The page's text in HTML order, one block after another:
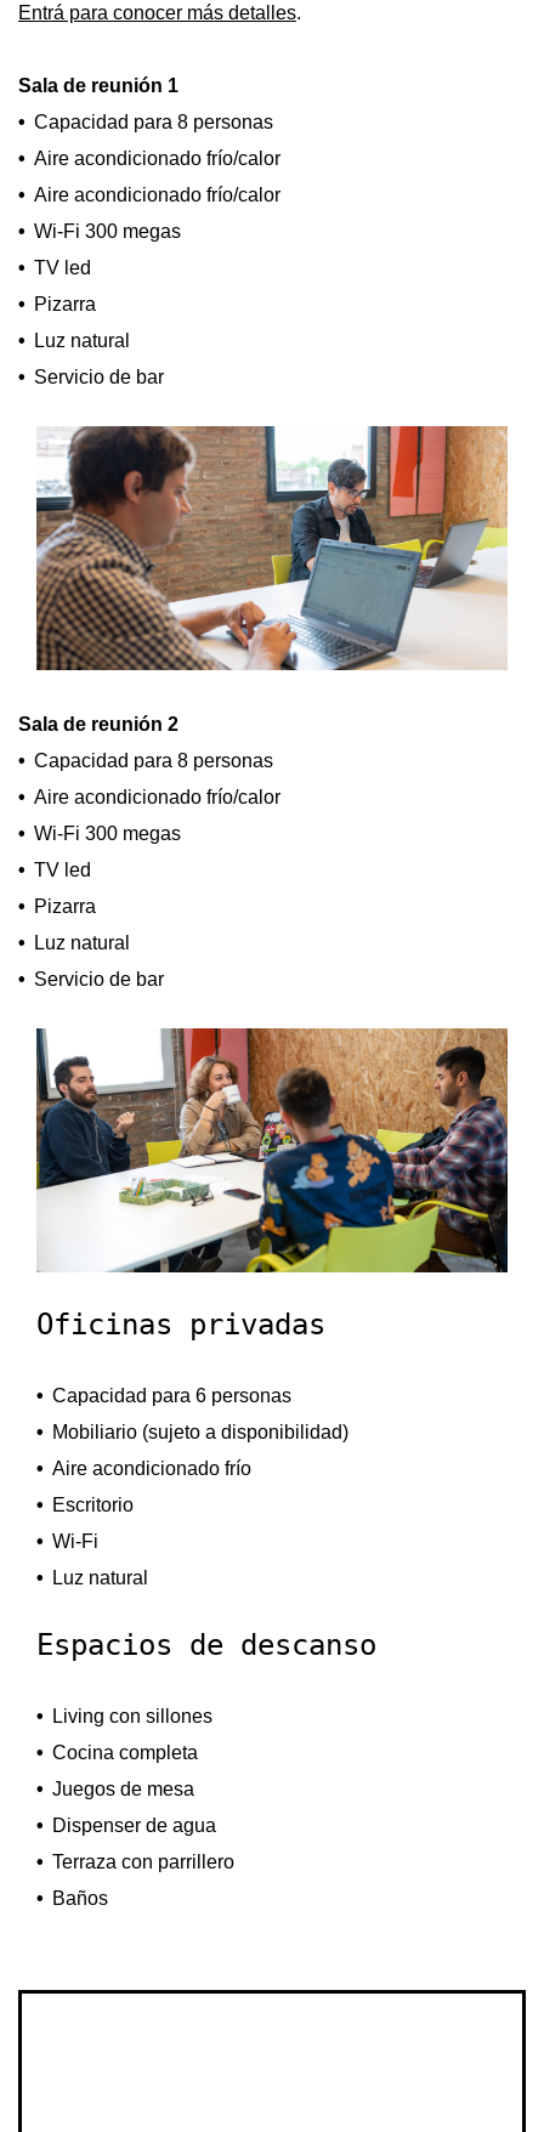
Entrá para conocer más detalles.
Sala de reunión 1
Capacidad para 8 personas
Aire acondicionado frío/calor
Aire acondicionado frío/calor
Wi-Fi 300 megas
TV led
Pizarra
Luz natural
Servicio de bar
Sala de reunión 2
Capacidad para 8 personas
Aire acondicionado frío/calor
Wi-Fi 300 megas
TV led
Pizarra
Luz natural
Servicio de bar
Oficinas privadas
Capacidad para 6 personas
Mobiliario (sujeto a disponibilidad)
Aire acondicionado frío
Escritorio
Wi-Fi
Luz natural
Espacios de descanso
Living con sillones
Cocina completa
Juegos de mesa
Dispenser de agua
Terraza con parrillero
Baños